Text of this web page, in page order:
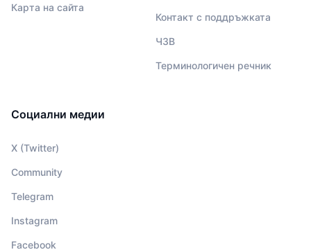
Карта на сайта
Контакт с поддръжката
ЧЗВ
Терминологичен речник
Социални медии
X (Twitter)
Community
Telegram
Instagram
Facebook